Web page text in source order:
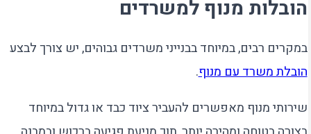
הובלות מנוף למשרדים
במקרים רבים, במיוחד בבנייני משרדים גבוהים, יש צורך לבצע
הובלת משרד עם מנוף.
שירותי מנוף מאפשרים להעביר ציוד כבד או גדול במיוחד